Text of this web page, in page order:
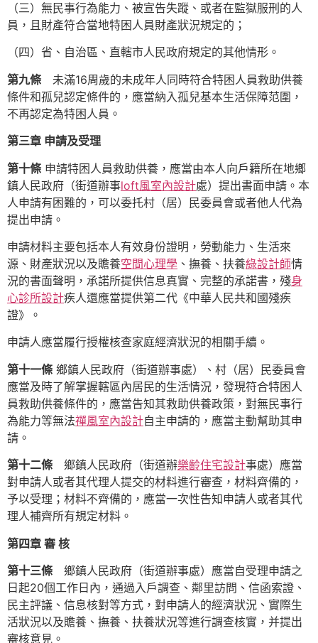
（三）無民事行為能力、被宣告失蹤、或者在監獄服刑的人
員，且財產符合當地特困人員財產狀況規定的；
（四）省、自治區、直轄市人民政府規定的其他情形。
第九條 未滿16周歲的未成年人同時符合特困人員救助供養
條件和孤兒認定條件的，應當納入孤兒基本生活保障范圍，
不再認定為特困人員。
第三章 申請及受理
第十條 申請特困人員救助供養，應當由本人向戶籍所在地鄉
鎮人民政府（街道辦事loft風室內設計處）提出書面申請。本
人申請有困難的，可以委托村（居）民委員會或者他人代為
提出申請。
申請材料主要包括本人有效身份證明，勞動能力、生活來
源、財產狀況以及贍養空間心理學 、撫養、扶養綠設計師情
況的書面聲明，承諾所提供信息真實、完整的承諾書，殘身
心診所設計疾人還應當提供第二代《中華人民共和國殘疾
證》。
申請人應當履行授權核查家庭經濟狀況的相關手續。
第十一條 鄉鎮人民政府（街道辦事處）、村（居）民委員會
應當及時了解掌握轄區內居民的生活情況，發現符合特困人
員救助供養條件的，應當告知其救助供養政策，對無民事行
為能力等無法禪風室內設計自主申請的，應當主動幫助其申
請。
第十二條 鄉鎮人民政府（街道辦樂齡住宅設計事處）應當
對申請人或者其代理人提交的材料進行審查，材料齊備的，
予以受理；材料不齊備的，應當一次性告知申請人或者其代
理人補齊所有規定材料。
第四章 審 核
第十三條 鄉鎮人民政府（街道辦事處）應當自受理申請之
日起20個工作日內，通過入戶調查、鄰里訪問、信函索證、
民主評議、信息核對等方式，對申請人的經濟狀況、實際生
活狀況以及贍養、撫養、扶養狀況等進行調查核實，并提出
審核意見。